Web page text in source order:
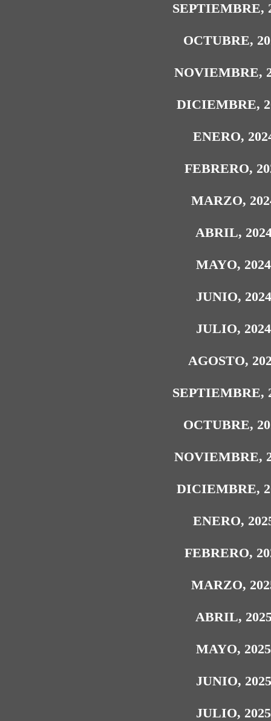
SEPTIEMBRE,
OCTUBRE,
NOVIEMBRE,
DICIEMBRE,
ENERO,
FEBRERO,
MARZO,
ABRIL,
MAYO, 2024
JUNIO, 2024
JULIO, 2024
AGOSTO,
SEPTIEMBRE,
OCTUBRE,
NOVIEMBRE,
DICIEMBRE,
ENERO,
FEBRERO,
MARZO,
ABRIL,
MAYO, 2025
JUNIO, 2025
JULIO, 2025